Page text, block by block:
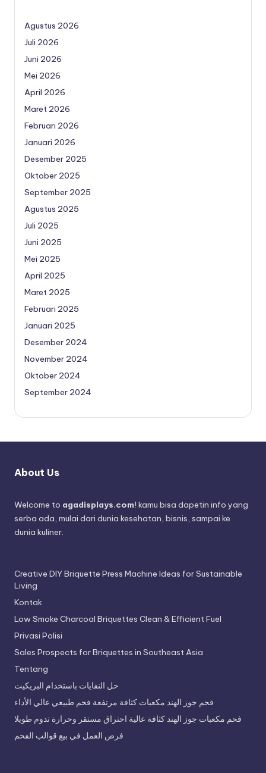
Agustus 2026
Juli 2026
Juni 2026
Mei 2026
April 2026
Maret 2026
Februari 2026
Januari 2026
Desember 2025
Oktober 2025
September 2025
Agustus 2025
Juli 2025
Juni 2025
Mei 2025
April 2025
Maret 2025
Februari 2025
Januari 2025
Desember 2024
November 2024
Oktober 2024
September 2024
About Us
Welcome to agadisplays.com! kamu bisa dapetin info yang
serba ada, mulai dari dunia kesehatan, bisnis, sampai ke
dunia kuliner.
Creative DIY Briquette Press Machine Ideas for Sustainable
Living
Kontak
Low Smoke Charcoal Briquettes Clean & Efficient Fuel
Privasi Polisi
Sales Prospects for Briquettes in Southeast Asia
Tentang
حل النفايات باستخدام البريكيت
فحم جوز الهند مكعبات كثافة مرتفعة فحم طبيعي عالي الأداء
فحم مكعبات جوز الهند كثافة عالية احتراق مستقر وحرارة تدوم طويلا
فرص العمل في بيع قوالب الفحم